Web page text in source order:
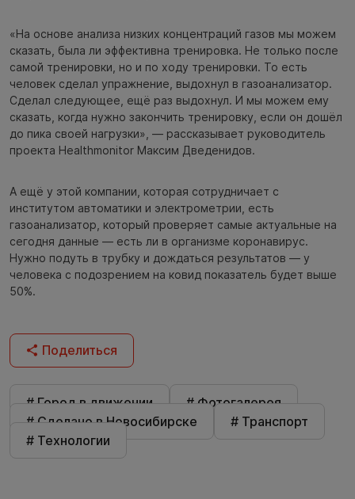
«На основе анализа низких концентраций газов мы можем
сказать, была ли эффективна тренировка. Не только после
самой тренировки, но и по ходу тренировки. То есть
человек сделал упражнение, выдохнул в газоанализатор.
Сделал следующее, ещё раз выдохнул. И мы можем ему
сказать, когда нужно закончить тренировку, если он дошёл
до пика своей нагрузки», — рассказывает руководитель
проекта Healthmonitor Максим Дведенидов.
А ещё у этой компании, которая сотрудничает с
институтом автоматики и электрометрии, есть
газоанализатор, который проверяет самые актуальные на
сегодня данные — есть ли в организме коронавирус.
Нужно подуть в трубку и дождаться результатов — у
человека с подозрением на ковид показатель будет выше
50%.
Поделиться
# Город в движении
# Фотогалерея
# Сделано в Новосибирске
# Транспорт
# Технологии